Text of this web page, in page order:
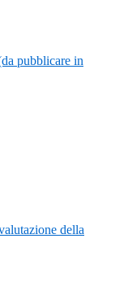
pubblicare in
della